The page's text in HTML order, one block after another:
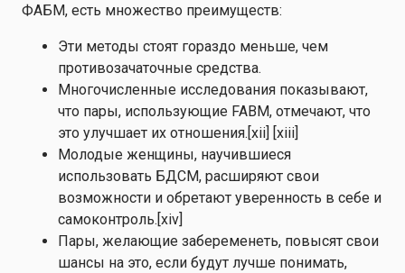
ФАБМ, есть множество преимуществ:
Эти методы стоят гораздо меньше, чем
противозачаточные средства.
Многочисленные исследования показывают,
что пары, использующие FABM, отмечают, что
это улучшает их отношения.[xii] [xiii]
Молодые женщины, научившиеся
использовать БДСМ, расширяют свои
возможности и обретают уверенность в себе и
самоконтроль.[xiv]
Пары, желающие забеременеть, повысят свои
шансы на это, если будут лучше понимать,